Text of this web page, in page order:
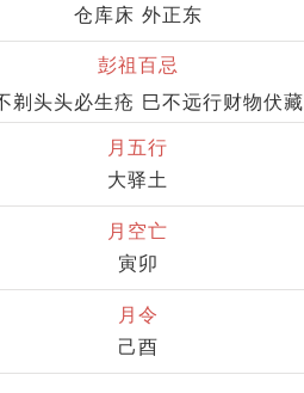
仓库床 外正东
彭祖百忌
丁不剃头头必生疮 巳不远行财物伏藏
月五行
大驿土
月空亡
寅卯
月令
己酉